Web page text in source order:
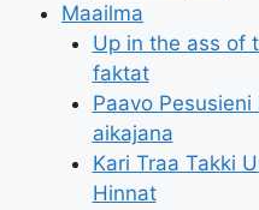
Maailma
Up in the ass of
faktat
Paavo
aikajana
Kari Traa Takki
Hinnat